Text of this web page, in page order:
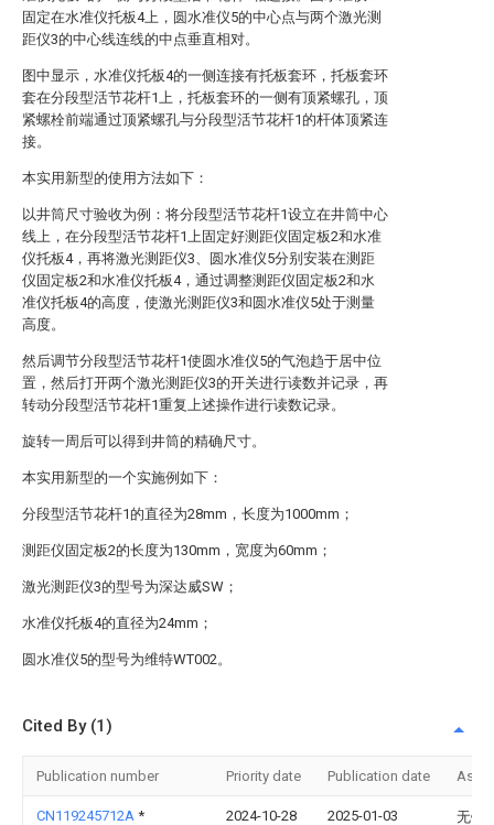
固定在水准仪托板4上，圆水准仪5的中心点与两个激光测
距仪3的中心线连线的中点垂直相对。
图中显示，水准仪托板4的一侧连接有托板套环，托板套环
套在分段型活节花杆1上，托板套环的一侧有顶紧螺孔，顶
紧螺栓前端通过顶紧螺孔与分段型活节花杆1的杆体顶紧连
接。
本实用新型的使用方法如下：
以井筒尺寸验收为例：将分段型活节花杆1设立在井筒中心
线上，在分段型活节花杆1上固定好测距仪固定板2和水准
仪托板4，再将激光测距仪3、圆水准仪5分别安装在测距
仪固定板2和水准仪托板4，通过调整测距仪固定板2和水
准仪托板4的高度，使激光测距仪3和圆水准仪5处于测量
高度。
然后调节分段型活节花杆1使圆水准仪5的气泡趋于居中位
置，然后打开两个激光测距仪3的开关进行读数并记录，再
转动分段型活节花杆1重复上述操作进行读数记录。
旋转一周后可以得到井筒的精确尺寸。
本实用新型的一个实施例如下：
分段型活节花杆1的直径为28mm，长度为1000mm；
测距仪固定板2的长度为130mm，宽度为60mm；
激光测距仪3的型号为深达威SW；
水准仪托板4的直径为24mm；
圆水准仪5的型号为维特WT002。
Cited By (1)
Publication number Priority date Publication date
CN119245712A * 2024-10-28 2025-01-03
无锡